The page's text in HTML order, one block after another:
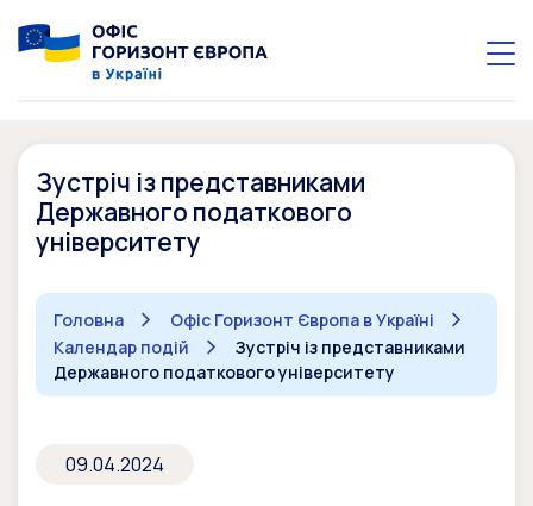
Зустріч із представниками
Державного податкового
університету
Головна
Офіс Горизонт Європа в Україні
Календар подій
Зустріч із представниками
Державного податкового університету
09.04.2024